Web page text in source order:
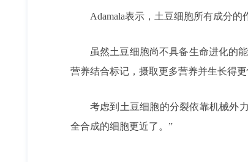
Adamala表示，土豆细胞所有成分
虽然土豆细胞尚不具备生命进化的
营养结合标记，摄取更多营养并生长得
考虑到土豆细胞的分裂依靠机械外
全合成的细胞更近了。”